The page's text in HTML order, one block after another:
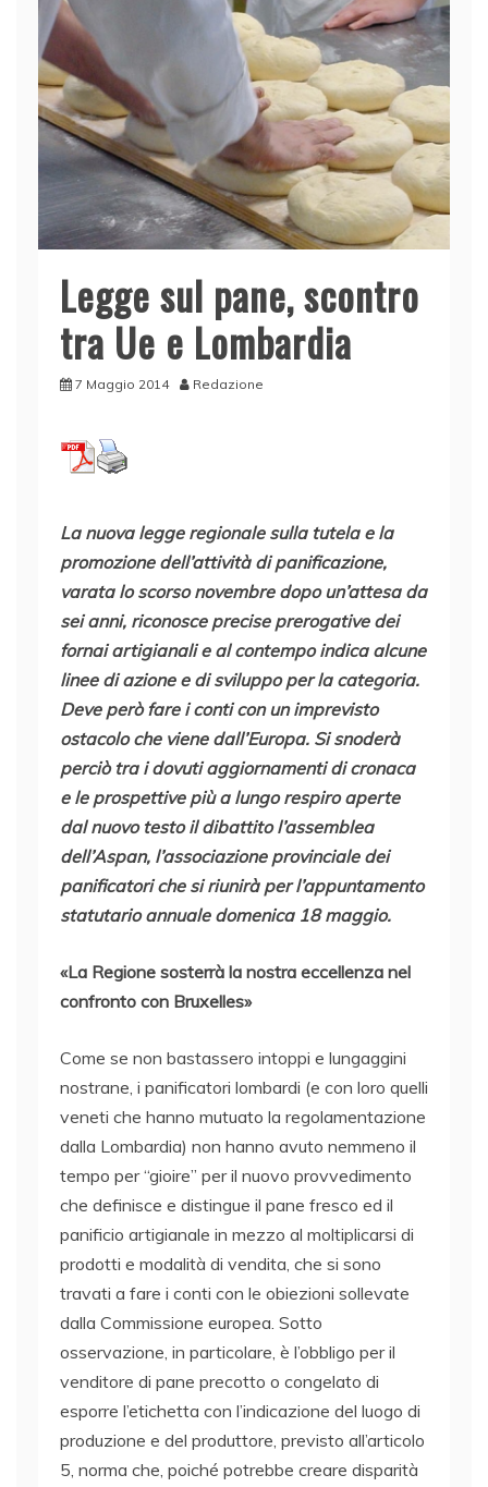
Legge sul pane, scontro
tra Ue e Lombardia
7 Maggio 2014 Redazione
La nuova legge regionale sulla tutela e la
promozione dell’attività di panificazione,
varata lo scorso novembre dopo un’attesa da
sei anni, riconosce precise prerogative dei
fornai artigianali e al contempo indica alcune
linee di azione e di sviluppo per la categoria.
Deve però fare i conti con un imprevisto
ostacolo che viene dall’Europa. Si snoderà
perciò tra i dovuti aggiornamenti di cronaca
e le prospettive più a lungo respiro aperte
dal nuovo testo il dibattito l’assemblea
dell’Aspan, l’associazione provinciale dei
panificatori che si riunirà per l’appuntamento
statutario annuale domenica 18 maggio.
«La Regione sosterrà la nostra eccellenza nel
confronto con Bruxelles»
Come se non bastassero intoppi e lungaggini
nostrane, i panificatori lombardi (e con loro quelli
veneti che hanno mutuato la regolamentazione
dalla Lombardia) non hanno avuto nemmeno il
tempo per “gioire” per il nuovo provvedimento
che definisce e distingue il pane fresco ed il
panificio artigianale in mezzo al moltiplicarsi di
prodotti e modalità di vendita, che si sono
travati a fare i conti con le obiezioni sollevate
dalla Commissione europea. Sotto
osservazione, in particolare, è l’obbligo per il
venditore di pane precotto o congelato di
esporre l’etichetta con l’indicazione del luogo di
produzione e del produttore, previsto all’articolo
5, norma che, poiché potrebbe creare disparità